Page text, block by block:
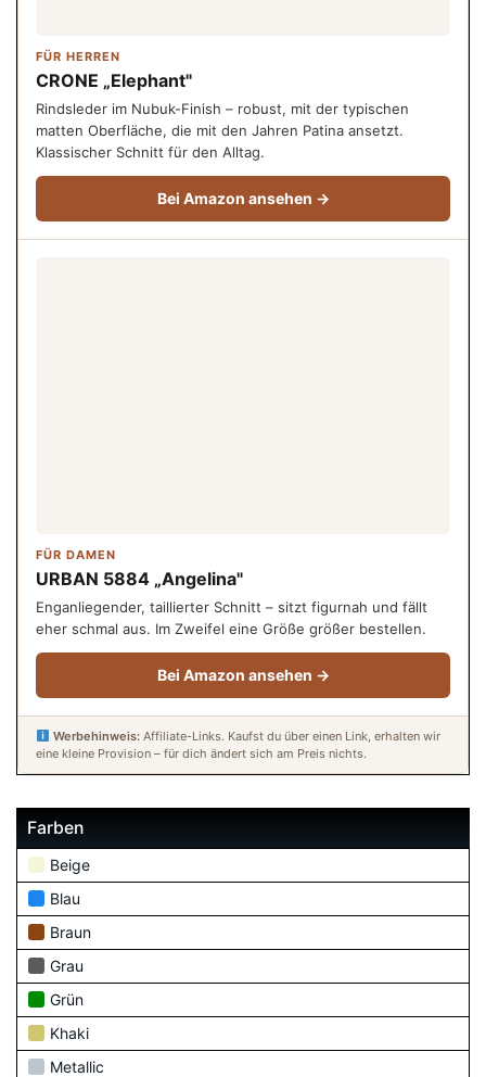
FÜR HERREN
CRONE „Elephant"
Rindsleder im Nubuk-Finish – robust, mit der typischen
matten Oberfläche, die mit den Jahren Patina ansetzt.
Klassischer Schnitt für den Alltag.
Bei Amazon ansehen →
FÜR DAMEN
URBAN 5884 „Angelina"
Enganliegender, taillierter Schnitt – sitzt figurnah und fällt
eher schmal aus. Im Zweifel eine Größe größer bestellen.
Bei Amazon ansehen →
Werbehinweis:Affiliate-Links. Kaufst du über einen Link, erhalten wir
eine kleine Provision – für dich ändert sich am Preis nichts.
Farben
Beige
Blau
Braun
Grau
Grün
Khaki
Metallic